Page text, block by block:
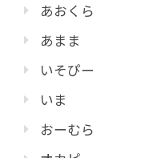
あおくら
あまま
いそぴー
いま
おーむら